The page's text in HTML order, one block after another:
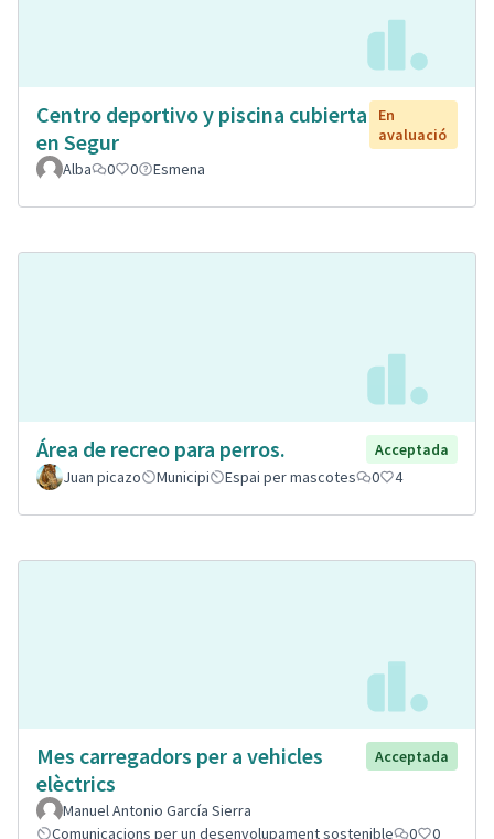
Centro deportivo y piscina cubierta
en Segur
En
avaluació
Alba
0 0 Esmena
Área de recreo para perros.
Acceptada
Juan picazo
Municipi Espai per mascotes 0 4
Mes carregadors per a vehicles
elèctrics
Acceptada
Manuel Antonio García Sierra
Comunicacions per un desenvolupament sostenible
0 0